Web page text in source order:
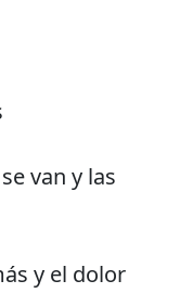
van y las
y el dolor